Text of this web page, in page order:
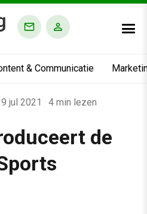
& Communicatie
9 jul 2021 · 4 min lezen
de